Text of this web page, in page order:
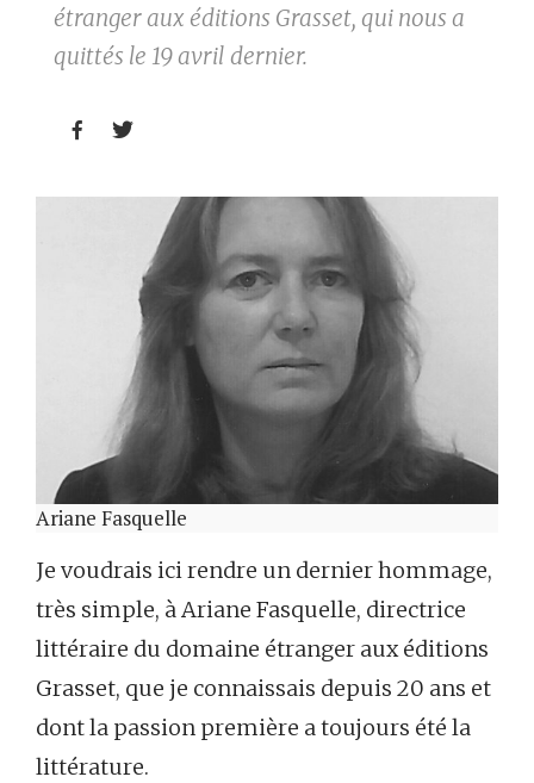
étranger aux éditions Grasset, qui nous a
quittés le 19 avril dernier.
 
Ariane Fasquelle
Je voudrais ici rendre un dernier hommage,
très simple, à Ariane Fasquelle, directrice
littéraire du domaine étranger aux éditions
Grasset, que je connaissais depuis 20 ans et
dont la passion première a toujours été la
littérature.